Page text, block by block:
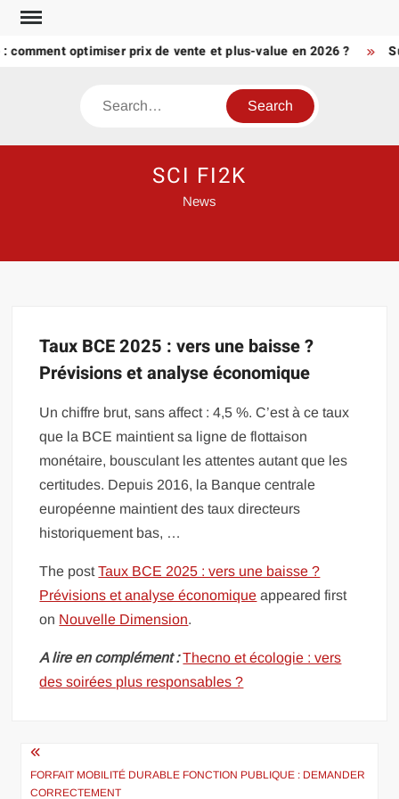
Skip
content
optimiser prix de vente et plus-value en 2026 ?
Search
SCI FI2K
News
Taux BCE 2025 : vers une baisse ?
Prévisions et analyse économique
Un chiffre brut, sans affect : 4,5 %. C’est à ce taux
que la BCE maintient sa ligne de flottaison
monétaire, bousculant les attentes autant que les
certitudes. Depuis 2016, la Banque centrale
européenne maintient des taux directeurs
historiquement bas, …
The postTaux BCE 2025 : vers une baisse ?
Prévisions et analyse économique appeared first
on Nouvelle Dimension.
A lire en complément : Thecno et écologie : vers
des soirées plus responsables ?
Navigation
de
FORFAIT MOBILITÉ DURABLE FONCTION PUBLIQUE : DEMANDER
CORRECTEMENT